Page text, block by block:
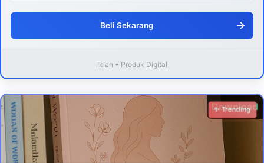
Beli Sekarang →
Iklan • Produk Digital
Download
✨ Trending